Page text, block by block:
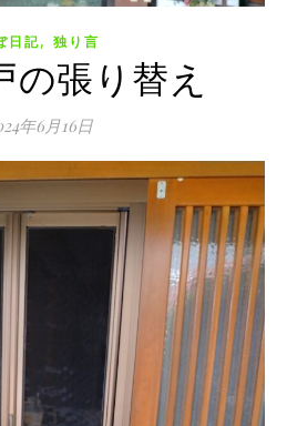
日記, 独り言
の張り替え
年6月16日